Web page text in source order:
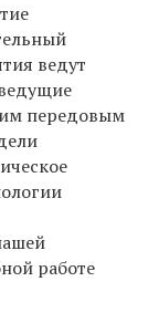
ведут
передовым
работе